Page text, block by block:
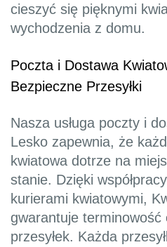
cieszyć się pięknymi
wychodzenia z domu.
Poczta i Dostawa
Bezpieczne Przesyłki
Nasza usługa poczty i
Lesko zapewnia, że
kwiatowa dotrze na
stanie. Dzięki
kurierami kwiatowymi,
gwarantuje
przesyłek. Każda